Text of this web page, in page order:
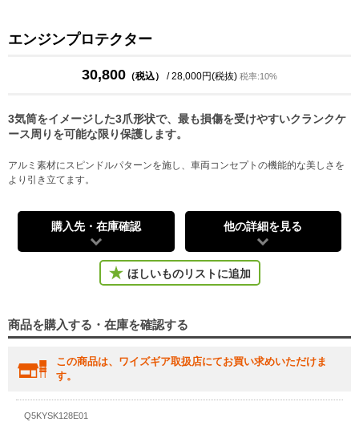
エンジンプロテクター
30,800 （税込） / 28,000円(税抜) 税率:10%
3気筒をイメージした3爪形状で、最も損傷を受けやすいクランクケ
ース周りを可能な限り保護します。
アルミ素材にスピンドルパターンを施し、車両コンセプトの機能的な美しさを
より引き立てます。
購入先・在庫確認 他の詳細を見る
ほしいものリストに追加
商品を購入する・在庫を確認する
この商品は、ワイズギア取扱店にてお買い求めいただけま
す。
Q5KYSK128E01